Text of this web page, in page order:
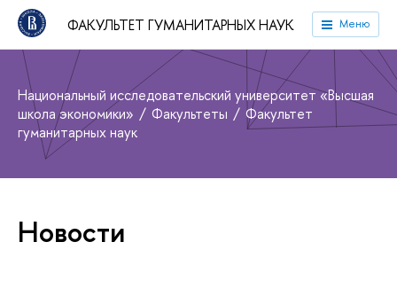
ФАКУЛЬТЕТ ГУМАНИТАРНЫХ НАУК Меню
Национальный исследовательский университет «Высшая
школа экономики»
Факультеты
Факультет
гуманитарных наук
Новости